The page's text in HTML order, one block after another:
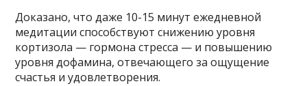
Доказано, что даже 10-15 минут ежедневной
медитации способствуют снижению уровня
кортизола — гормона стресса — и повышению
уровня дофамина, отвечающего за ощущение
счастья и удовлетворения.